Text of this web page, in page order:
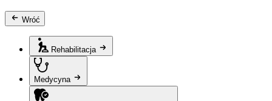
Wróć
Rehabilitacja
Medycyna